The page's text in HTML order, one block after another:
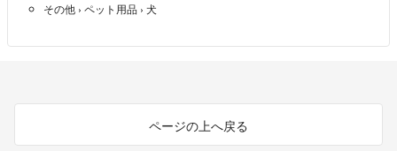
初めまして🙂
コメント有り難うございます。
はい、一袋購入でも大丈夫です！
その他 › ペット用品 › 犬
ページの上へ戻る